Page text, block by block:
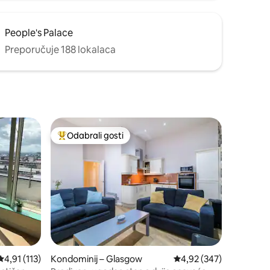
People's Palace
Preporučuje 188 lokalaca
„Odabrali gosti”
ocjena: 4,91/5, recenzija: 113
4,91 (113)
Među najviše rangiranima s oznakom „Odabrali gosti”
Odabrali gosti
Kondominij – Glasgow Prosječna ocjena:
4,92 (347)